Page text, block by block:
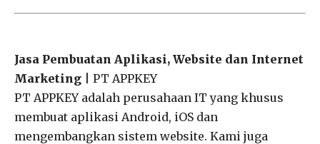
Jasa Pembuatan Aplikasi, Website dan Internet
Marketing | PT APPKEY
PT APPKEY adalah perusahaan IT yang khusus
membuat aplikasi Android, iOS dan
mengembangkan sistem website. Kami juga